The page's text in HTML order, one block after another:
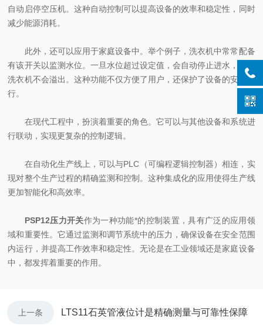
自动启停空压机。这种自动控制可以提高设备的效率和稳定性，同时
减少能源消耗。
此外，还可以应用于家庭设备中。举个例子，洗衣机中常常配备
有该开关以监测水位。一旦水位超过设定值，会自动停止进水，确保
洗衣机不会溢出。这种功能不仅方便了用户，还保护了设备的安全运
行。
在现代工程中，扮演着重要的角色。它可以与其他设备和系统进
行联动，实现更复杂的控制逻辑。
在自动化生产线上，可以与PLC（可编程逻辑控制器）相连，实
现对整个生产过程的精确监测和控制。这种集成化的应用使得生产线
更加智能化和高效率。
PSP12压力开关作为一种功能*的控制装置，具有广泛的应用领
域和重要性。它通过监测和调节系统中的压力，确保设备在安全范围
内运行，并提高工作效率和稳定性。无论是在工业领域还是家庭设备
中，都发挥着重要的作用。
上一条 LTS11石英管液位计是精确测量与可靠性保障